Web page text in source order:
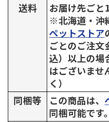
送料
お届け先ごと
※北海道・沖
ペットストア
ごとのご注
込）以上の場
はございませ
く）
同梱等
この商品は、
同梱可能です。